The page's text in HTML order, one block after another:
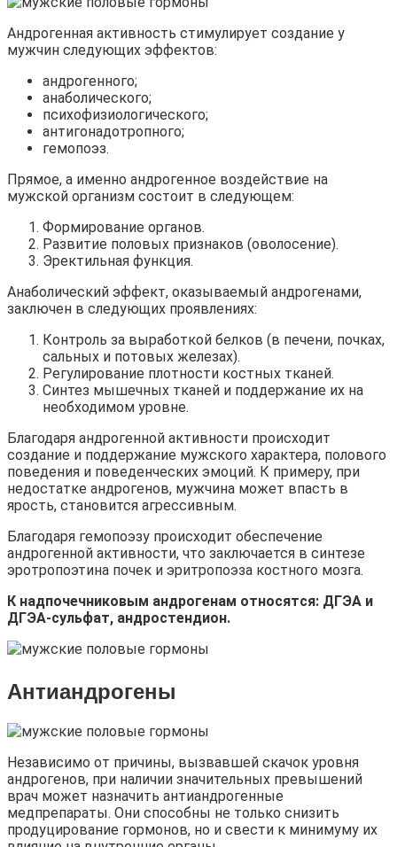
Андрогенная активность стимулирует создание у
мужчин следующих эффектов:
андрогенного;
анаболического;
психофизиологического;
антигонадотропного;
гемопоэз.
Прямое, а именно андрогенное воздействие на
мужской организм состоит в следующем:
Формирование органов.
Развитие половых признаков (оволосение).
Эректильная функция.
Анаболический эффект, оказываемый андрогенами,
заключен в следующих проявлениях:
Контроль за выработкой белков (в печени, почках,
сальных и потовых железах).
Регулирование плотности костных тканей.
Синтез мышечных тканей и поддержание их на
необходимом уровне.
Благодаря андрогенной активности происходит
создание и поддержание мужского характера, полового
поведения и поведенческих эмоций. К примеру, при
недостатке андрогенов, мужчина может впасть в
ярость, становится агрессивным.
Благодаря гемопоэзу происходит обеспечение
андрогенной активности, что заключается в синтезе
эротропоэтина почек и эритропоэза костного мозга.
К надпочечниковым андрогенам относятся: ДГЭА и
ДГЭА-сульфат, андростендион.
Антиандрогены
Независимо от причины, вызвавшей скачок уровня
андрогенов, при наличии значительных превышений
врач может назначить антиандрогенные
медпрепараты. Они способны не только снизить
продуцирование гормонов, но и свести к минимуму их